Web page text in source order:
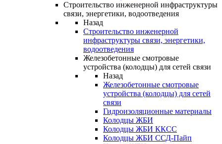
Строительство инженерной инфраструктуры
связи, энергетики, водоотведения
Назад
Строительство инженерной
инфраструктуры связи, энергетики,
водоотведения
Железобетонные смотровые
устройства (колодцы) для сетей связи
Назад
Железобетонные смотровые
устройства (колодцы) для сетей
связи
Гидроизоляционные материалы
Колодцы ЖБИ
Колодцы ЖБИ ККСС
Колодцы ЖБИ ССД-Пайп